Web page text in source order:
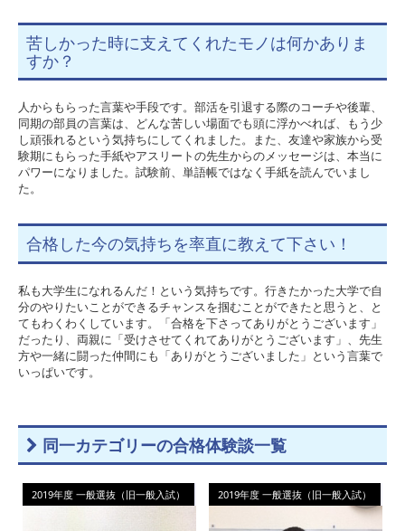
苦しかった時に支えてくれたモノは何かありま
すか？
人からもらった言葉や手段です。部活を引退する際のコーチや後輩、
同期の部員の言葉は、どんな苦しい場面でも頭に浮かべれば、もう少
し頑張れるという気持ちにしてくれました。また、友達や家族から受
験期にもらった手紙やアスリートの先生からのメッセージは、本当に
パワーになりました。試験前、単語帳ではなく手紙を読んでいまし
た。
合格した今の気持ちを率直に教えて下さい！
私も大学生になれるんだ！という気持ちです。行きたかった大学で自
分のやりたいことができるチャンスを掴むことができたと思うと、と
てもわくわくしています。「合格を下さってありがとうございます」
だったり、両親に「受けさせてくれてありがとうございます」、先生
方や一緒に闘った仲間にも「ありがとうございました」という言葉で
いっぱいです。
同一カテゴリーの合格体験談一覧
2019年度 一般選抜（旧一般入試） 2019年度 一般選抜（旧一般入試）